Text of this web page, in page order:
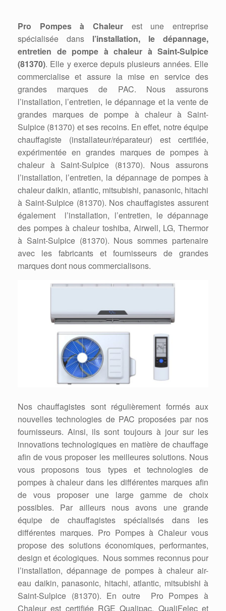
Pro Pompes à Chaleur est une entreprise
spécialisée dans l’installation, le dépannage,
entretien de pompe à chaleur à Saint-Sulpice
(81370). Elle y exerce depuis plusieurs années. Elle
commercialise et assure la mise en service des
grandes marques de PAC. Nous assurons
l’installation, l’entretien, le dépannage et la vente de
grandes marques de pompe à chaleur à Saint-
Sulpice (81370) et ses recoins. En effet, notre équipe
chauffagiste (installateur/réparateur) est certifiée,
expérimentée en grandes marques de pompes à
chaleur à Saint-Sulpice (81370). Nous assurons
l’installation, l’entretien, la dépannage de pompes à
chaleur daikin, atlantic, mitsubishi, panasonic, hitachi
à Saint-Sulpice (81370). Nos chauffagistes assurent
également l’installation, l’entretien, le dépannage
des pompes à chaleur toshiba, Airwell, LG, Thermor
à Saint-Sulpice (81370). Nous sommes partenaire
avec les fabricants et fournisseurs de grandes
marques dont nous commercialisons.
Nos chauffagistes sont régulièrement formés aux
nouvelles technologies de PAC proposées par nos
fournisseurs. Ainsi, ils sont toujours à jour sur les
innovations technologiques en matière de chauffage
afin de vous proposer les meilleures solutions. Nous
vous proposons tous types et technologies de
pompes à chaleur dans les différentes marques afin
de vous proposer une large gamme de choix
possibles. Par ailleurs nous avons une grande
équipe de chauffagistes spécialisés dans les
différentes marques. Pro Pompes à Chaleur vous
propose des solutions économiques, performantes,
design et écologiques. Nous sommes reconnus pour
l’installation, dépannage de pompes à chaleur air-
eau daikin, panasonic, hitachi, atlantic, mitsubishi à
Saint-Sulpice (81370). En outre Pro Pompes à
Chaleur est certifiée RGE Qualipac, QualiFelec et